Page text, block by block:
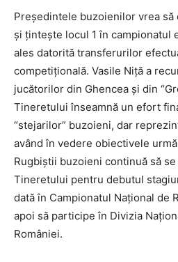
Preşedintele buzoienilor vrea să
şi ţinteşte locul 1 în campionatul
ales datorită transferurilor
competiţională. Vasile Niţă a
jucătorilor din Ghencea şi din
Tineretului înseamnă un efort
“stejarilor” buzoieni, dar
având în vedere obiectivele
Rugbiştii buzoieni continuă să
Tineretului pentru debutul
dată în Campionatul Naţional de
apoi să participe în Divizia
României.